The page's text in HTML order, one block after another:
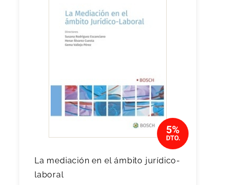
La mediación en el ámbito jurídico-
laboral